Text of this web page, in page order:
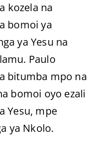
kozela na
bomoi ya
ya Yesu na
Paulo
bitumba mpo na
bomoi oyo ezali
Yesu, mpe
ya Nkolo.